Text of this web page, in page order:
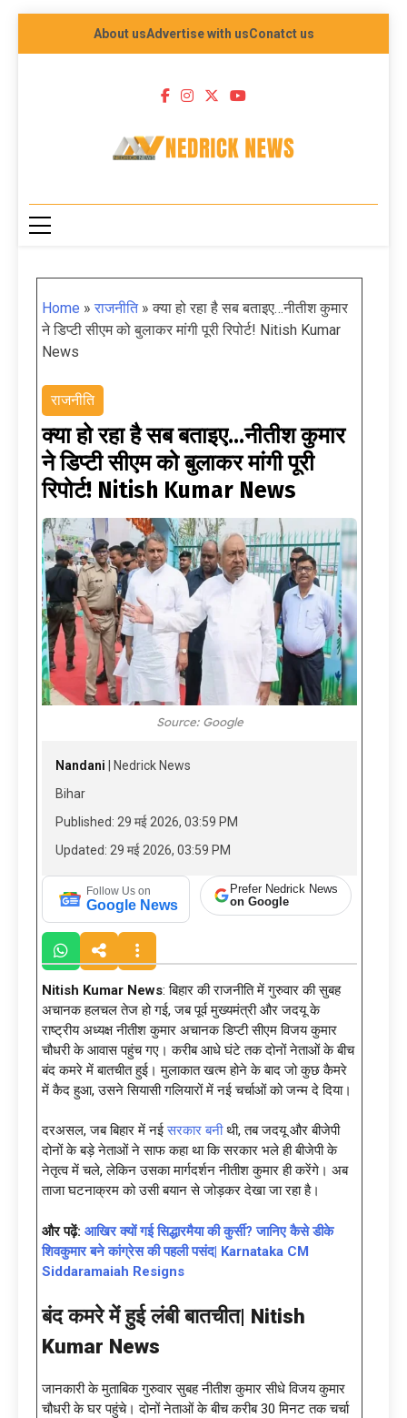
About usAdvertise with usConatct us
NEDRICK NEWS
Home »राजनीति»क्या हो रहा है सब बताइए…नीतीश कुमार
ने डिप्टी सीएम को बुलाकर मांगी पूरी रिपोर्ट! Nitish Kumar
News
राजनीति
क्या हो रहा है सब बताइए…नीतीश कुमार
ने डिप्टी सीएम को बुलाकर मांगी पूरी
रिपोर्ट! Nitish Kumar News
Source: Google
Nandani | Nedrick News
Bihar
Published: 29 मई 2026, 03:59 PM
Updated: 29 मई 2026, 03:59 PM
Follow Us on
Google News
Prefer Nedrick News
on Google
Nitish Kumar News: बिहार की राजनीति में गुरुवार की सुबह
अचानक हलचल तेज हो गई, जब पूर्व मुख्यमंत्री और जदयू के
राष्ट्रीय अध्यक्ष नीतीश कुमार अचानक डिप्टी सीएम विजय कुमार
चौधरी के आवास पहुंच गए। करीब आधे घंटे तक दोनों नेताओं के बीच
बंद कमरे में बातचीत हुई। मुलाकात खत्म होने के बाद जो कुछ कैमरे
में कैद हुआ, उसने सियासी गलियारों में नई चर्चाओं को जन्म दे दिया।
दरअसल, जब बिहार में नईसरकार बनीथी, तब जदयू और बीजेपी
दोनों के बड़े नेताओं ने साफ कहा था कि सरकार भले ही बीजेपी के
नेतृत्व में चले, लेकिन उसका मार्गदर्शन नीतीश कुमार ही करेंगे। अब
ताजा घटनाक्रम को उसी बयान से जोड़कर देखा जा रहा है।
और पढ़ें: आखिर क्यों गई सिद्धारमैया की कुर्सी? जानिए कैसे डीके
शिवकुमार बने कांग्रेस की पहली पसंद| Karnataka CM
Siddaramaiah Resigns
बंद कमरे में हुई लंबी बातचीत| Nitish
Kumar News
जानकारी के मुताबिक गुरुवार सुबह नीतीश कुमार सीधे विजय कुमार
चौधरी के घर पहुंचे। दोनों नेताओं के बीच करीब 30 मिनट तक चर्चा